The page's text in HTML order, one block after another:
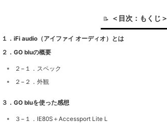
＜目次：もくじ＞
１．iFi audio（アイファイ オーディオ）とは
２．GO bluの概要
２−１．スペック
２−２．外観
３．GO bluを使った感想
３−１．IE80S＋Accessport Lite L